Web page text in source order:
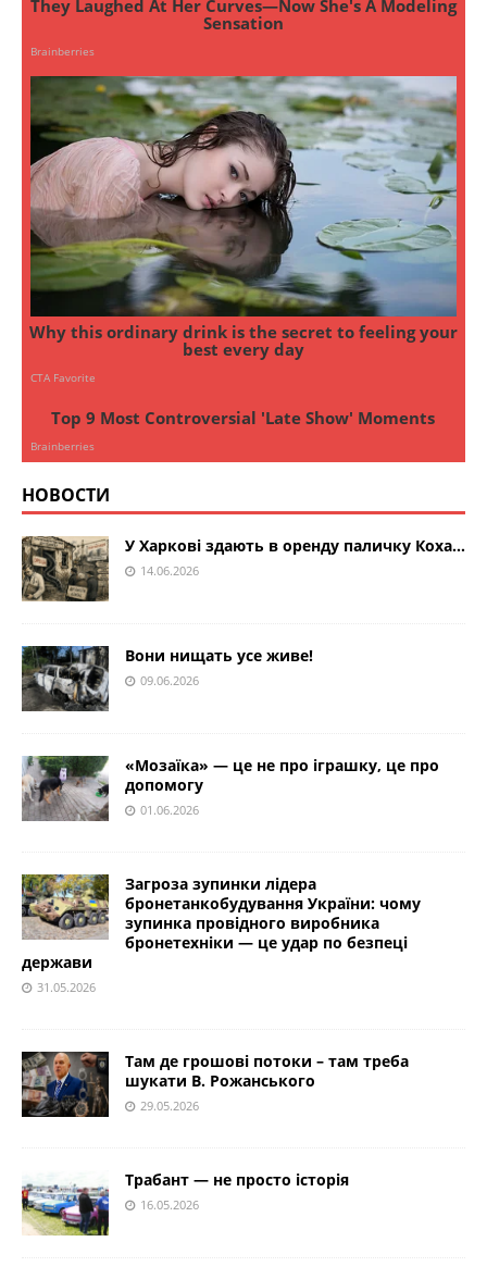
НОВОСТИ
У Харкові здають в оренду паличку Коха…
14.06.2026
Вони нищать усе живе!
09.06.2026
«Мозаїка» — це не про іграшку, це про
допомогу
01.06.2026
Загроза зупинки лідера
бронетанкобудування України: чому
зупинка провідного виробника
бронетехніки — це удар по безпеці
держави
31.05.2026
Там де грошові потоки – там треба
шукати В. Рожанського
29.05.2026
Трабант — не просто історія
16.05.2026